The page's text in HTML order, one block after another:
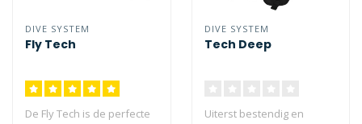
DIVE SYSTEM
Fly Tech
De Fly Tech is de perfecte
DIVE SYSTEM
Tech Deep
Uiterst bestendig en